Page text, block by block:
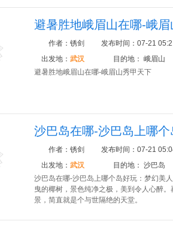
避暑胜地峨眉山在哪-峨
作者： 锈剑 发布时间： 07-21
出发地： 武汉 目的地： 峨眉山
避暑胜地峨眉山在哪-峨眉山秀甲天下
沙巴岛在哪-沙巴岛上哪
作者： 锈剑 发布时间： 07-21
出发地： 武汉 目的地： 沙巴岛
沙巴岛在哪-沙巴岛上哪个岛好玩：梦幻美
曳的椰树，景色纯净之极，美到令人心醉
景，简直就是个与世隔绝的天堂。